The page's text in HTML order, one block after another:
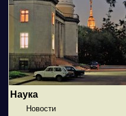
Наука
Новости